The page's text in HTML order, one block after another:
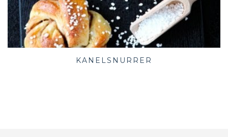
KANELSNURRER